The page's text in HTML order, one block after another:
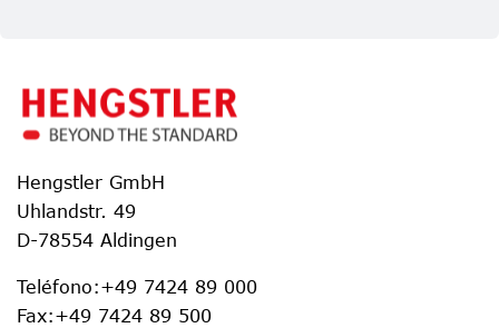
Hengstler GmbH
Uhlandstr. 49
D-78554 Aldingen
Teléfono:+49 7424 89 000
Fax:+49 7424 89 500